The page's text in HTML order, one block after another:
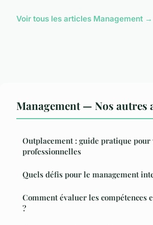
Voir tous les articles Management →
Management — Nos autres
Outplacement : guide pratique
professionnelles
Quels défis pour le management
Comment évaluer les compétences
?